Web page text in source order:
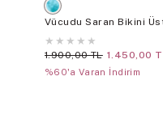
Vücudu Saran Bikini
★ ★ ★ ★ ★
1.900,00 TL 1.450,00
%60'a Varan İndirim